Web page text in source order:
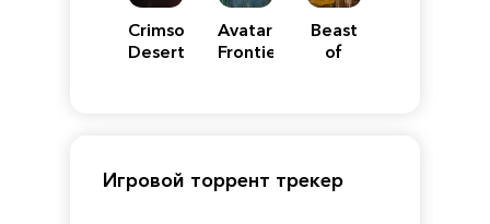
Crimson
Desert
Avatar:
Frontiers
Beast
of
Игровой торрент трекер